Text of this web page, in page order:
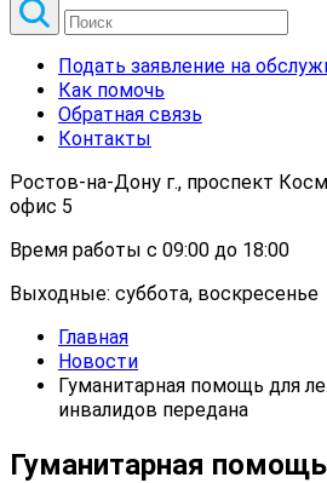
Подать заявление на
Как помочь
Обратная связь
Контакты
Ростов-на-Дону г., проспект
офис 5
Время работы с 09:00 до 18:00
Выходные: суббота, воскресенье
Главная
Новости
Гуманитарная помощь для
инвалидов передана
Гуманитарная